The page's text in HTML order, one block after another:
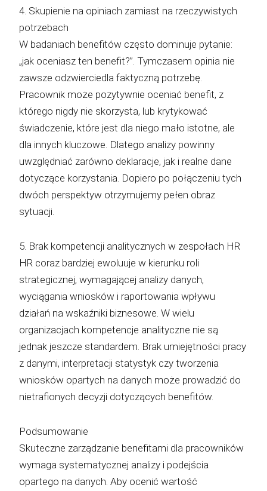
4. Skupienie na opiniach zamiast na rzeczywistych
potrzebach
W badaniach benefitów często dominuje pytanie:
„jak oceniasz ten benefit?”. Tymczasem opinia nie
zawsze odzwierciedla faktyczną potrzebę.
Pracownik może pozytywnie oceniać benefit, z
którego nigdy nie skorzysta, lub krytykować
świadczenie, które jest dla niego mało istotne, ale
dla innych kluczowe. Dlatego analizy powinny
uwzględniać zarówno deklaracje, jak i realne dane
dotyczące korzystania. Dopiero po połączeniu tych
dwóch perspektyw otrzymujemy pełen obraz
sytuacji.
5. Brak kompetencji analitycznych w zespołach HR
HR coraz bardziej ewoluuje w kierunku roli
strategicznej, wymagającej analizy danych,
wyciągania wniosków i raportowania wpływu
działań na wskaźniki biznesowe. W wielu
organizacjach kompetencje analityczne nie są
jednak jeszcze standardem. Brak umiejętności pracy
z danymi, interpretacji statystyk czy tworzenia
wniosków opartych na danych może prowadzić do
nietrafionych decyzji dotyczących benefitów.
Podsumowanie
Skuteczne zarządzanie benefitami dla pracowników
wymaga systematycznej analizy i podejścia
opartego na danych. Aby ocenić wartość